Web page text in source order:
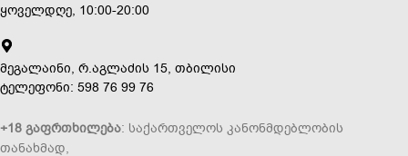
ყოველდღე, 10:00-20:00
მეგალაინი, რ.აგლაძის 15, თბილისი
ტელეფონი: 598 76 99 76
+18 გაფრთხილება: საქართველოს კანონმდებლობის
თანახმად,